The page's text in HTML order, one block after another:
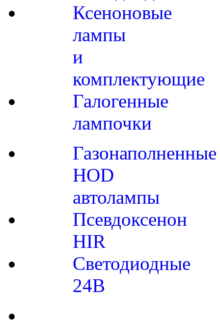
Ксеноновые
лампы
и
комплектующие
Галогенные
лампочки
Газонаполненные
HOD
автолампы
Псевдоксенон
HIR
Cветодиодные
24B